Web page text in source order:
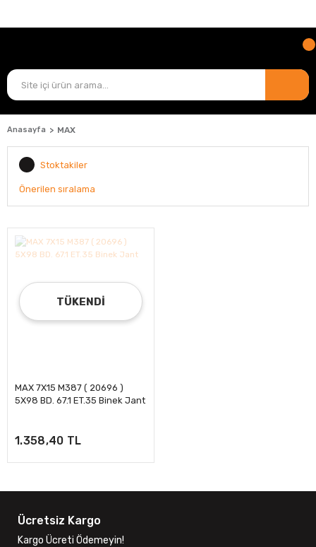
Anasayfa MAX
Stoktakiler
TÜKENDI
MAX 7X15 M387 ( 20696 )
5X98 BD. 67.1 ET.35 Binek Jant
1.358,40 TL
Ücretsiz Kargo
Kargo Ücreti Ödemeyin!